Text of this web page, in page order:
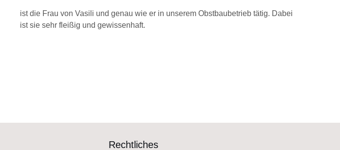
ist die Frau von Vasili und genau wie er in unserem Obstbaubetrieb tätig. Dabei
ist sie sehr fleißig und gewissenhaft.
Rechtliches